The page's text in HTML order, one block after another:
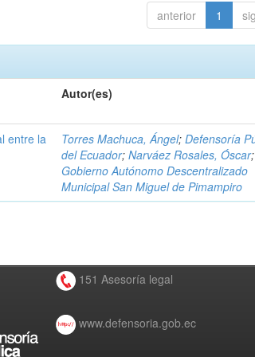
anterior 1
Autor(es)
entre la
Torres Machuca, Ángel;Defensoría
del Ecuador;Narváez Rosales, Óscar;
Gobierno Autónomo Descentralizado
Municipal San Miguel de Pimampiro
151 Asesoría legal
www.defensoria.gob.ec